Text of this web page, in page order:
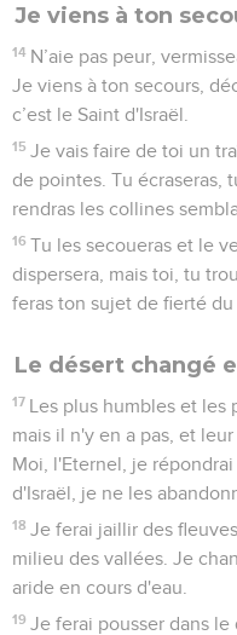
Je viens à ton
14 N’aie pas peur,
Je viens à ton secours,
c’est le Saint d'Israël.
15 Je vais faire de toi un
de pointes. Tu écraseras,
rendras les collines
16 Tu les secoueras et le
dispersera, mais toi, tu
feras ton sujet de fierté du
Le désert changé
17 Les plus humbles et les
mais il n'y en a pas, et
Moi, l'Eternel, je
d'Israël, je ne les
18 Je ferai jaillir des
milieu des vallées. Je
aride en cours d'eau.
19 Je ferai pousser dans